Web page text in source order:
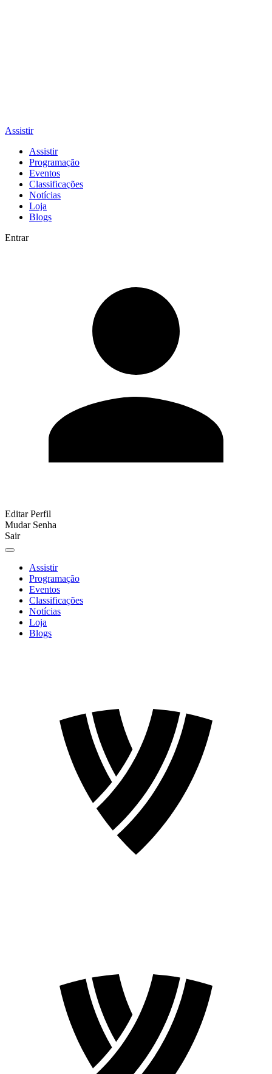
Assistir
Assistir
Programação
Eventos
Classificações
Notícias
Loja
Blogs
Entrar
Editar Perfil
Mudar Senha
Sair
Assistir
Programação
Eventos
Classificações
Notícias
Loja
Blogs